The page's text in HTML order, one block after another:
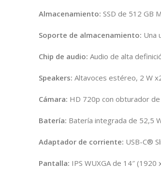
Almacenamiento: SSD de 512 GB
Soporte de almacenamiento: Una
Chip de audio: Audio de alta
Speakers: Altavoces estéreo, 2 W
Cámara: HD 720p con obturador
Batería: Batería integrada de 52,5
Adaptador de corriente: USB-C®
Pantalla: IPS WUXGA de 14″